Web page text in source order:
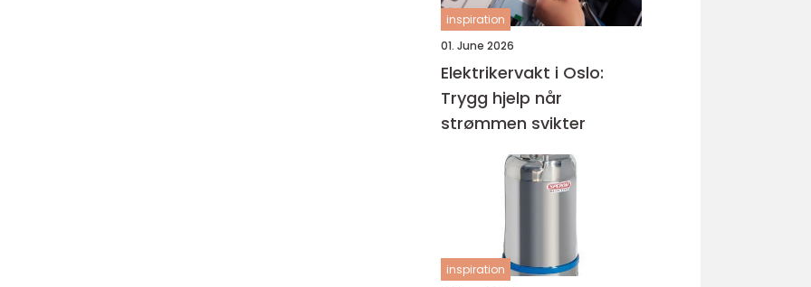
inspiration
01. June 2026
Elektrikervakt i Oslo:
Trygg hjelp når
strømmen svikter
inspiration